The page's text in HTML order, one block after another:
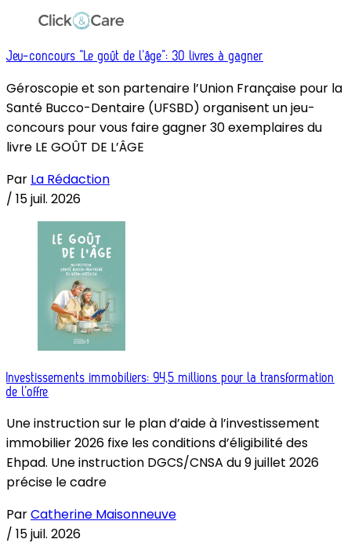
Jeu-concours “Le goût de l’âge”: 30 livres à gagner
Géroscopie et son partenaire l’Union Française pour la
Santé Bucco-Dentaire (UFSBD) organisent un jeu-
concours pour vous faire gagner 30 exemplaires du
livre LE GOÛT DE L’ÂGE
Par La Rédaction
/ 15 juil. 2026
Investissements immobiliers: 94,5 millions pour la transformation
de l’offre
Une instruction sur le plan d’aide à l’investissement
immobilier 2026 fixe les conditions d’éligibilité des
Ehpad. Une instruction DGCS/CNSA du 9 juillet 2026
précise le cadre
ParCatherine Maisonneuve
/ 15 juil. 2026